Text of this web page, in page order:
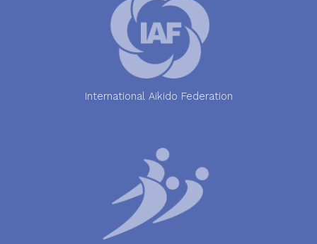
International Aikido Federation